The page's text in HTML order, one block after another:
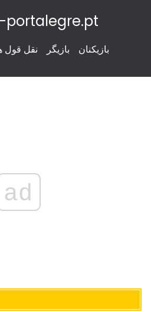
portalegre.pt
نقل قول بازیگر بازیکنان
ad